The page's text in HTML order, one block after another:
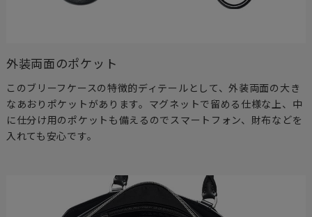
外装両面のポケット
このブリーフケースの特徴的ディテールとして、外装両面の大き
なあおりポケットがあります。マグネットで留める仕様な上、中
に仕分け用のポケットも備えるのでスマートフォン、財布などを
入れても安心です。